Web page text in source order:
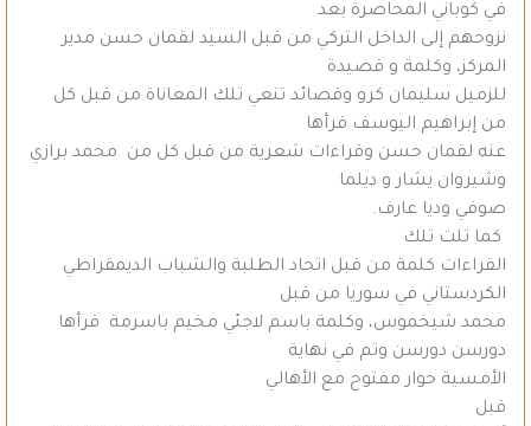
في كوباني المحاصرة بعد
نزوحهم إلى الداخل التركي من قبل السيد لقمان حسن مدير
المركز، وكلمة و قصيدة
للزميل سليمان كرو وقصائد تنعي تلك المعاناة من قبل كل
من إبراهيم اليوسف قرأها
عنه لقمان حسن وقراءات شعرية من قبل كل من محمد برازي
وشيروان يشار و ديلما
صوفي وديا عارف.
كما تلت تلك
القراءات كلمة من قبل اتحاد الطلبة والشباب الديمقراطي
الكردستاني في سوريا من قبل
محمد شيخموس، وكلمة باسم لاجئي مخيم باسرمة قرأها
دورسن دورسن وتم في نهاية
الأمسية حوار مفتوح مع الأهالي
قبل